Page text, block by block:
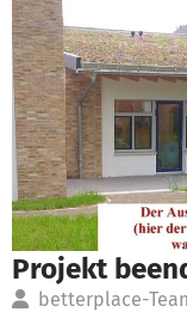
Projekt
betterplace-